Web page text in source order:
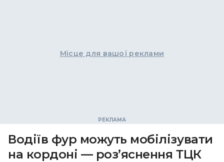
Місце для вашої реклами
Водіїв фур можуть мобілізувати
на кордоні — роз’яснення ТЦК